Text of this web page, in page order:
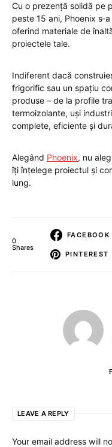
Cu o prezență solidă pe
peste 15 ani, Phoenix
oferind materiale de
proiectele tale.
Indiferent dacă
frigorific sau un spațiu
produse – de la profile
termoizolante, uși
complete, eficiente și
Alegând Phoenix, nu
îți înțelege proiectul și
lung.
0
Shares
FACEBOOK
PINTEREST
LEAVE A REPLY
Your email address will